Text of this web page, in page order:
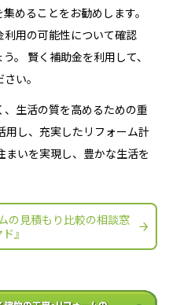
めることをお勧めします。
用の可能性について確認
。 賢く補助金を利用して、
い。
生活の質を高めるための重
用し、充実したリフォーム計
まいを実現し、豊かな生活を
の見積もり比較の相談窓
』